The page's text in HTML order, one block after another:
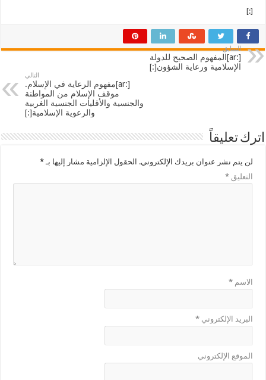
[:]
السابق
[:ar]المفهوم الصحيح للدولة
الإسلامية ورعاية الشؤون[:]
التالي
[:ar]مفهوم الرعاية في الإسلام.
موقف الإسلام من المواطنة
والجنسية والأقليات الجنسية الغربية
والرعوية الإسلامية[:]
اترك تعليقاً
لن يتم نشر عنوان بريدك الإلكتروني. الحقول الإلزامية مشار إليها بـ*
التعليق*
الاسم*
البريد الإلكتروني*
الموقع الإلكتروني